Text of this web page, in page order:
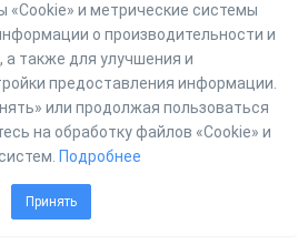
и метрические системы
о производительности и
а также для улучшения и
предоставления информации.
или продолжая пользоваться
на обработку файлов «Cookie» и
Подробнее
Принять